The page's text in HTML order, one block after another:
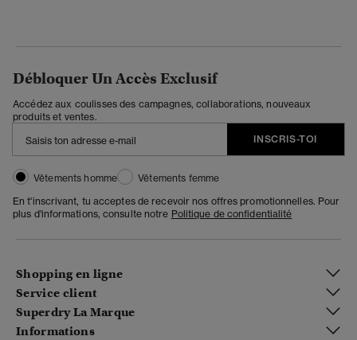
Débloquer Un Accès Exclusif
Accédez aux coulisses des campagnes, collaborations, nouveaux
produits et ventes.
INSCRIS-TOI
Vêtements homme
Vêtements femme
En t'inscrivant, tu acceptes de recevoir nos offres promotionnelles. Pour
plus d'informations, consulte notre Politique de confidentialité
Shopping en ligne
Service client
Superdry La Marque
Informations